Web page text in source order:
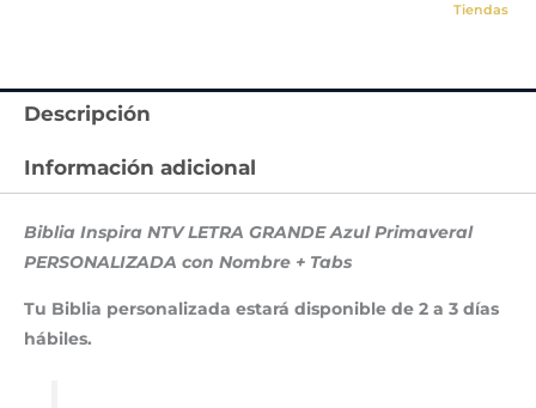
Tiendas
Descripción
Información adicional
Biblia Inspira NTV LETRA GRANDE Azul Primaveral
PERSONALIZADA con Nombre + Tabs
Tu Biblia personalizada estará disponible de 2 a 3 días
hábiles.